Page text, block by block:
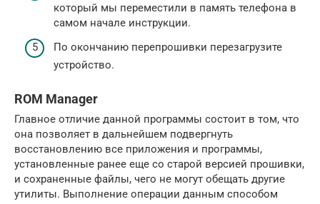
который мы переместили в память телефона в
самом начале инструкции.
По окончанию перепрошивки перезагрузите
устройство.
ROM Manager
Главное отличие данной программы состоит в том, что
она позволяет в дальнейшем подвергнуть
восстановлению все приложения и программы,
установленные ранее еще со старой версией прошивки,
и сохраненные файлы, чего не могут обещать другие
утилиты. Выполнение операции данным способом